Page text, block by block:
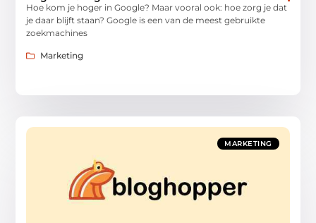
Hoe kom je hoger in Google? Maar vooral ook: hoe zorg je dat
je daar blijft staan? Google is een van de meest gebruikte
zoekmachines
Marketing
MARKETING